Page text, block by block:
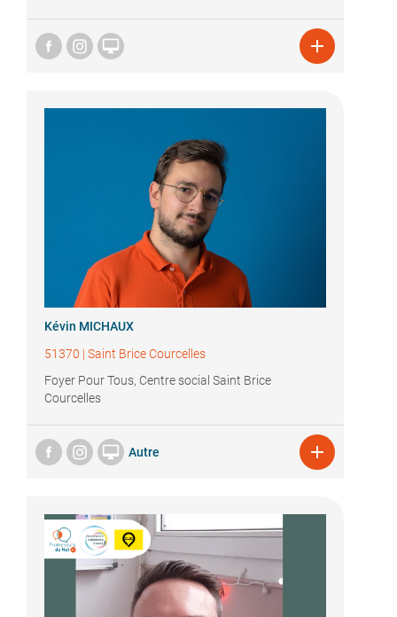
 
Kévin MICHAUX
51370 | Saint Brice Courcelles
Foyer Pour Tous, Centre social Saint Brice
Courcelles
 Autre 